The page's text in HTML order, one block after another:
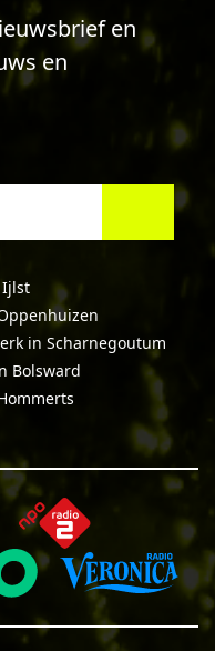
en
en
in Scharnegoutum
Bolsward